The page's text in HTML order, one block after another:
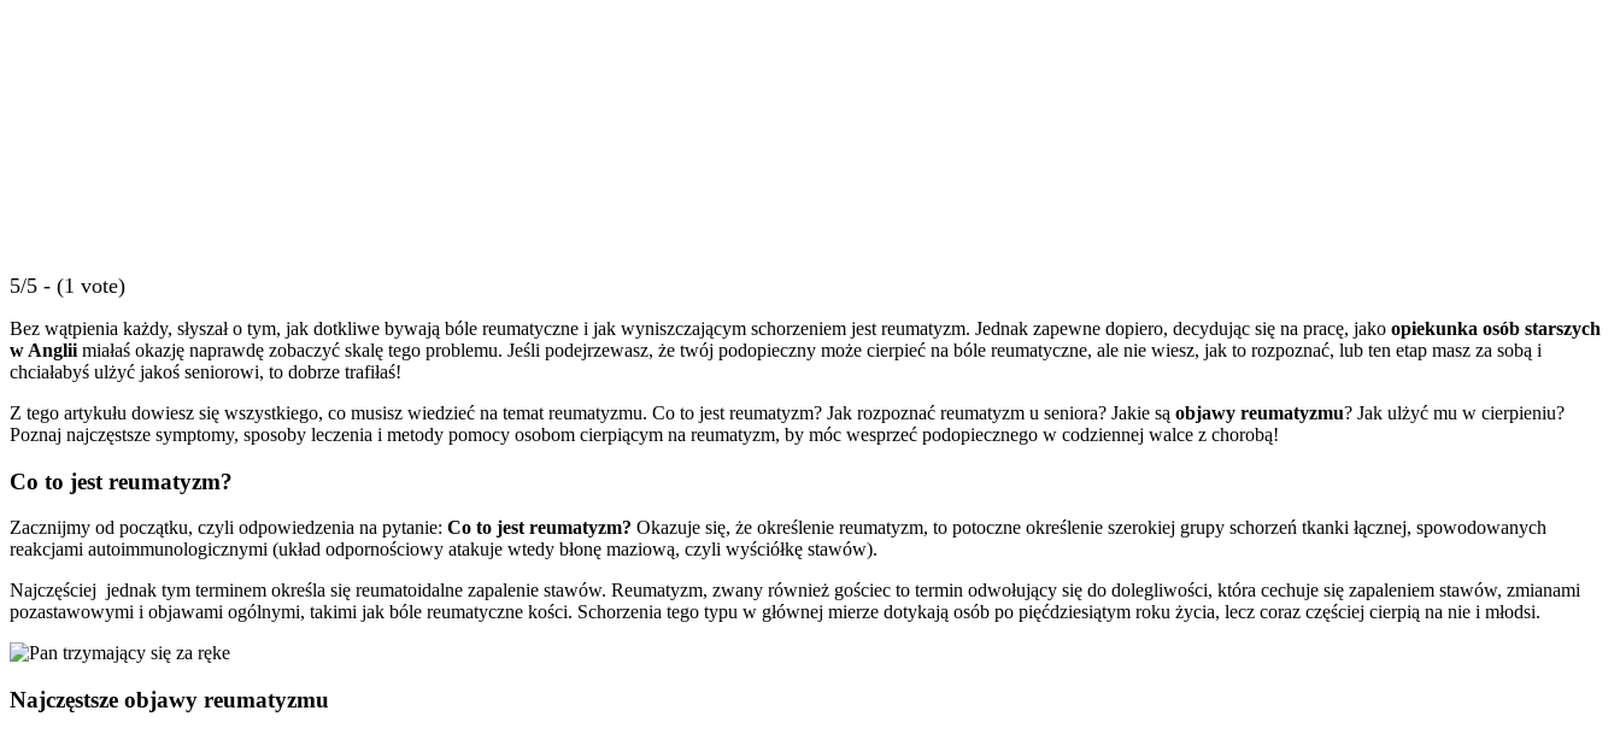
5/5 - (1 vote)
Bez wątpienia każdy, słyszał o tym, jak dotkliwe bywają bóle reumatyczne i jak wyniszczającym schorzeniem jest reumatyzm. Jednak zapewne dopiero, decydując się na pracę, jako opiekunka osób starszych
w Anglii miałaś okazję naprawdę zobaczyć skalę tego problemu. Jeśli podejrzewasz, że twój podopieczny może cierpieć na bóle reumatyczne, ale nie wiesz, jak to rozpoznać, lub ten etap masz za sobą i
chciałabyś ulżyć jakoś seniorowi, to dobrze trafiłaś!
Z tego artykułu dowiesz się wszystkiego, co musisz wiedzieć na temat reumatyzmu. Co to jest reumatyzm? Jak rozpoznać reumatyzm u seniora? Jakie są objawy reumatyzmu? Jak ulżyć mu w cierpieniu?
Poznaj najczęstsze symptomy, sposoby leczenia i metody pomocy osobom cierpiącym na reumatyzm, by móc wesprzeć podopiecznego w codziennej walce z chorobą!
Co to jest reumatyzm?
Zacznijmy od początku, czyli odpowiedzenia na pytanie: Co to jest reumatyzm? Okazuje się, że określenie reumatyzm, to potoczne określenie szerokiej grupy schorzeń tkanki łącznej, spowodowanych
reakcjami autoimmunologicznymi (układ odpornościowy atakuje wtedy błonę maziową, czyli wyściółkę stawów).
Najczęściej jednak tym terminem określa się reumatoidalne zapalenie stawów. Reumatyzm, zwany również gościec to termin odwołujący się do dolegliwości, która cechuje się zapaleniem stawów, zmianami
pozastawowymi i objawami ogólnymi, takimi jak bóle reumatyczne kości. Schorzenia tego typu w głównej mierze dotykają osób po pięćdziesiątym roku życia, lecz coraz częściej cierpią na nie i młodsi.
Najczęstsze objawy reumatyzmu